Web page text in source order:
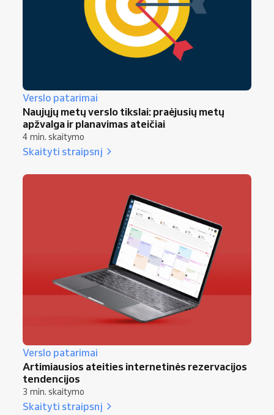
Verslo patarimai
Naujųjų metų verslo tikslai: praėjusių metų
apžvalga ir planavimas ateičiai
4 min. skaitymo
Skaityti straipsnį
Verslo patarimai
Artimiausios ateities internetinės rezervacijos
tendencijos
3 min. skaitymo
Skaityti straipsnį